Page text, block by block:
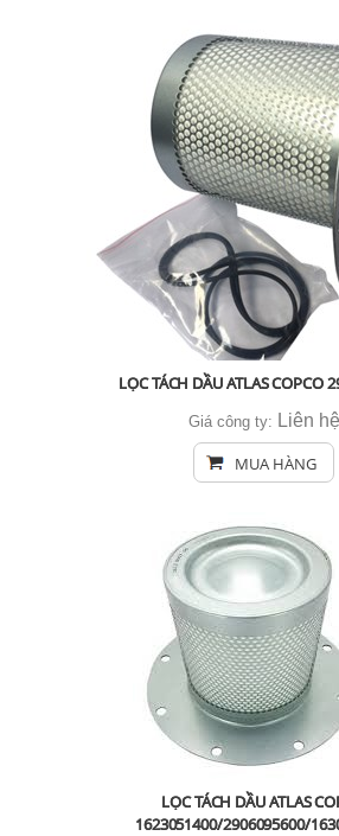
LỌC TÁCH DẦU ATLAS COPCO
Giá công ty: Liên hệ
MUA HÀNG
LỌC TÁCH DẦU ATLAS
1623051400/2906095600/